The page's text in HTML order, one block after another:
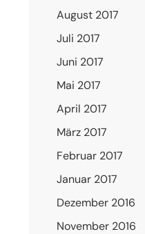
August 2017
Juli 2017
Juni 2017
Mai 2017
April 2017
März 2017
Februar 2017
Januar 2017
Dezember 2016
November 2016